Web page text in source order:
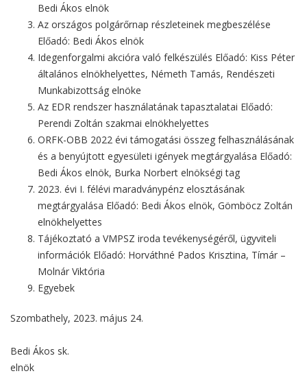
Bedi Ákos elnök
Az országos polgárőrnap részleteinek megbeszélése
Előadó: Bedi Ákos elnök
Idegenforgalmi akcióra való felkészülés Előadó: Kiss Péter
általános elnökhelyettes, Németh Tamás, Rendészeti
Munkabizottság elnöke
Az EDR rendszer használatának tapasztalatai Előadó:
Perendi Zoltán szakmai elnökhelyettes
ORFK-OBB 2022 évi támogatási összeg felhasználásának
és a benyújtott egyesületi igények megtárgyalása Előadó:
Bedi Ákos elnök, Burka Norbert elnökségi tag
2023. évi I. félévi maradványpénz elosztásának
megtárgyalása Előadó: Bedi Ákos elnök, Gömböcz Zoltán
elnökhelyettes
Tájékoztató a VMPSZ iroda tevékenységéről, ügyviteli
információk Előadó: Horváthné Pados Krisztina, Tímár –
Molnár Viktória
Egyebek
Szombathely, 2023. május 24.
Bedi Ákos sk.
elnök